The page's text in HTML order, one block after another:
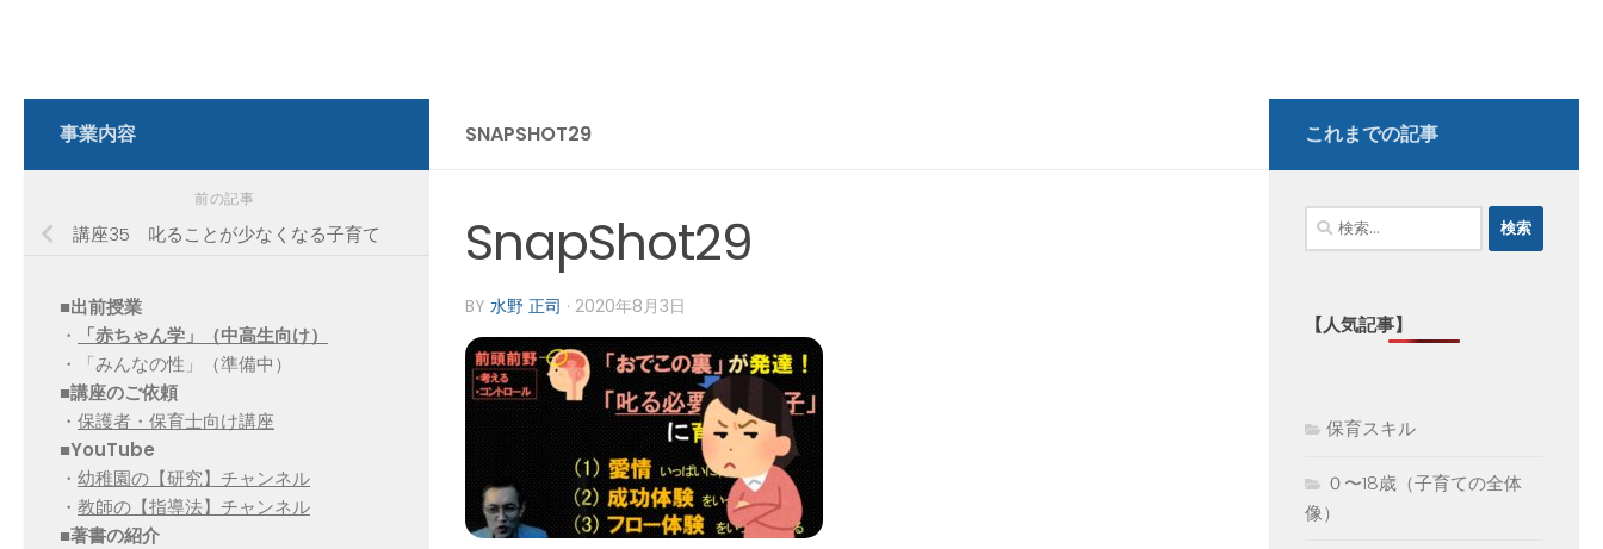
SNAPSHOT29
SnapShot29
BY 水野 正司 · 2020年8月3日
事業内容
前の記事
講座35 叱ることが少なくなる子育て
■出前授業
・
「赤ちゃん学」（中高生向け）
・「みんなの性」（準備中）
■講座のご依頼
・ 保護者・保育士向け講座
■YouTube
・ 幼稚園の【研究】チャンネル
・ 教師の【指導法】チャンネル
■著書の紹介
これまでの記事
検
索:
【人気記事】
保育スキル
０〜18歳（子育ての全体
像）